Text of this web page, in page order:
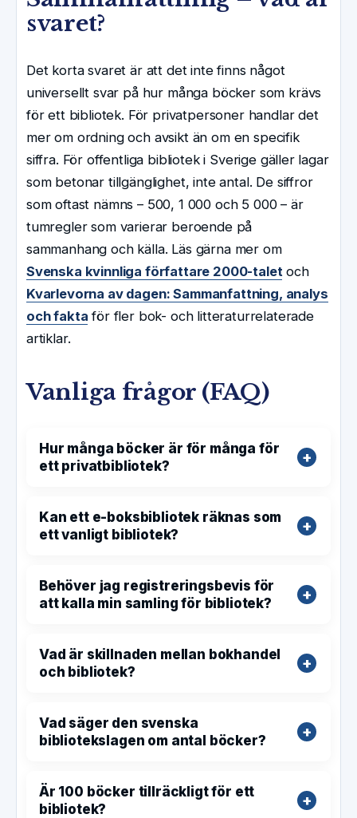
svaret?
Det korta svaret är att det inte finns något
universellt svar på hur många böcker som krävs
för ett bibliotek. För privatpersoner handlar det
mer om ordning och avsikt än om en specifik
siffra. För offentliga bibliotek i Sverige gäller lagar
som betonar tillgänglighet, inte antal. De siffror
som oftast nämns – 500, 1 000 och 5 000 – är
tumregler som varierar beroende på
sammanhang och källa. Läs gärna mer om
Svenska kvinnliga författare 2000-taletoch
Kvarlevorna av dagen: Sammanfattning, analys
och fakta för fler bok- och litteraturrelaterade
artiklar.
Vanliga frågor (FAQ)
Hur många böcker är för många för
ett privatbibliotek?
Kan ett e-boksbibliotek räknas som
ett vanligt bibliotek?
Behöver jag registreringsbevis för
att kalla min samling för bibliotek?
Vad är skillnaden mellan bokhandel
och bibliotek?
Vad säger den svenska
bibliotekslagen om antal böcker?
Är 100 böcker tillräckligt för ett
bibliotek?